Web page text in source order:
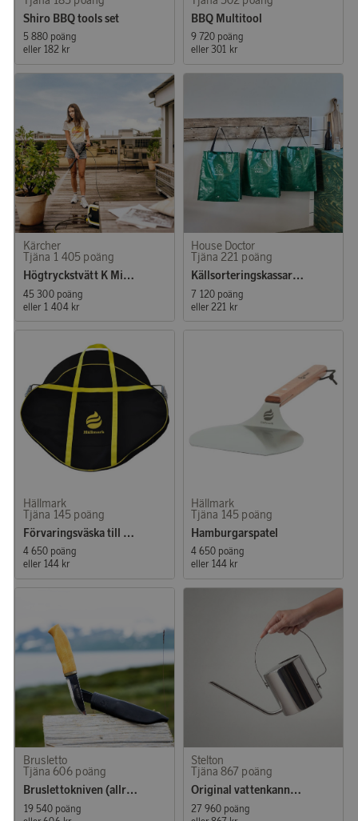
Shiro BBQ tools set
5 880 poäng
eller 182 kr
BBQ Multitool
9 720 poäng
eller 301 kr
Kärcher
Tjäna 1 405 poäng
Högtryckstvätt K Mini Plus
45 300 poäng
eller 1 404 kr
House Doctor
Tjäna 221 poäng
Källsorteringskassar 3-pack
7 120 poäng
eller 221 kr
Hällmark
Tjäna 145 poäng
Förvaringsväska till Stekhäll 58 cm
4 650 poäng
eller 144 kr
Hällmark
Tjäna 145 poäng
Hamburgarspatel
4 650 poäng
eller 144 kr
Brusletto
Tjäna 606 poäng
Bruslettokniven (allround)
19 540 poäng
Stelton
Tjäna 867 poäng
Original vattenkanna 1.7 l. steel
27 960 poäng